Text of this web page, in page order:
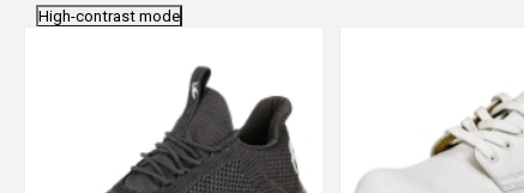
High-contrast mode